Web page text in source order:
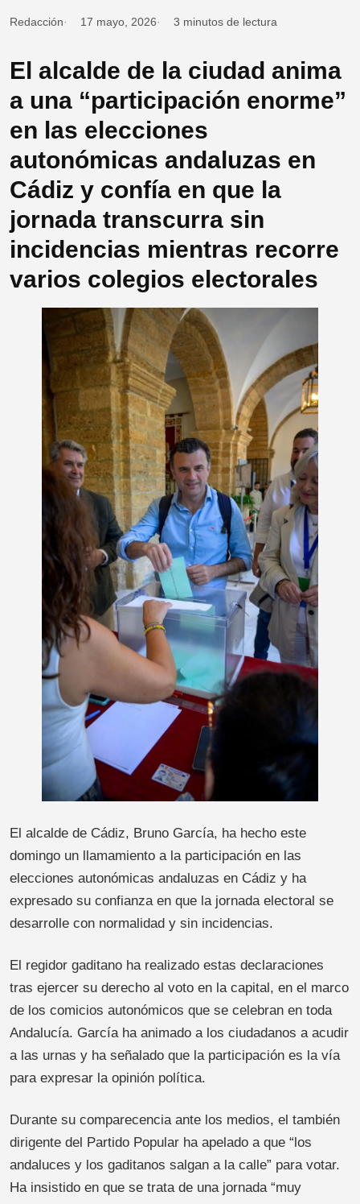
Redacción 17 mayo, 2026 3 minutos de lectura
El alcalde de la ciudad anima
a una “participación enorme”
en las elecciones
autonómicas andaluzas en
Cádiz y confía en que la
jornada transcurra sin
incidencias mientras recorre
varios colegios electorales
El alcalde de Cádiz, Bruno García, ha hecho este
domingo un llamamiento a la participación en las
elecciones autonómicas andaluzas en Cádiz y ha
expresado su confianza en que la jornada electoral se
desarrolle con normalidad y sin incidencias.
El regidor gaditano ha realizado estas declaraciones
tras ejercer su derecho al voto en la capital, en el marco
de los comicios autonómicos que se celebran en toda
Andalucía. García ha animado a los ciudadanos a acudir
a las urnas y ha señalado que la participación es la vía
para expresar la opinión política.
Durante su comparecencia ante los medios, el también
dirigente del Partido Popular ha apelado a que “los
andaluces y los gaditanos salgan a la calle” para votar.
Ha insistido en que se trata de una jornada “muy